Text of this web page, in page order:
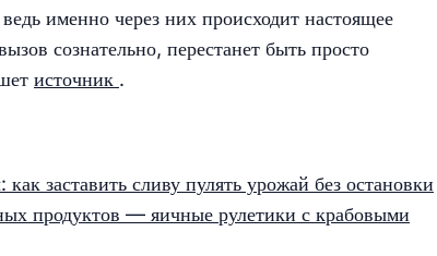
именно через них происходит настоящее
сознательно, перестанет быть просто
источник .
заставить сливу пулять урожай без остановки
продуктов — яичные рулетики с крабовыми